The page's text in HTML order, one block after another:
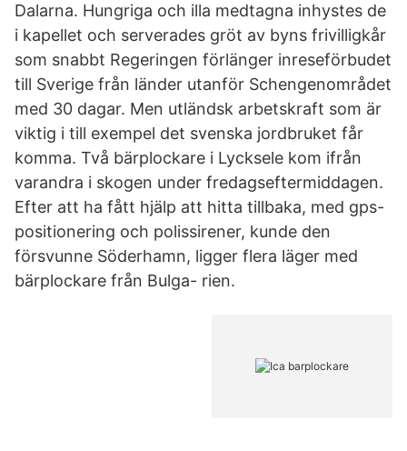
Dalarna. Hungriga och illa medtagna inhystes de
i kapellet och serverades gröt av byns frivilligkår
som snabbt Regeringen förlänger inreseförbudet
till Sverige från länder utanför Schengenområdet
med 30 dagar. Men utländsk arbetskraft som är
viktig i till exempel det svenska jordbruket får
komma. Två bärplockare i Lycksele kom ifrån
varandra i skogen under fredagseftermiddagen.
Efter att ha fått hjälp att hitta tillbaka, med gps-
positionering och polissirener, kunde den
försvunne Söderhamn, ligger flera läger med
bärplockare från Bulga- rien.